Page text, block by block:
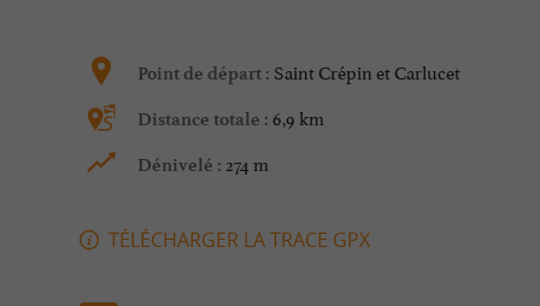
Point de départ : Saint Crépin et Carlucet
Distance totale : 6,9 km
Dénivelé : 274 m
TÉLÉCHARGER LA TRACE GPX